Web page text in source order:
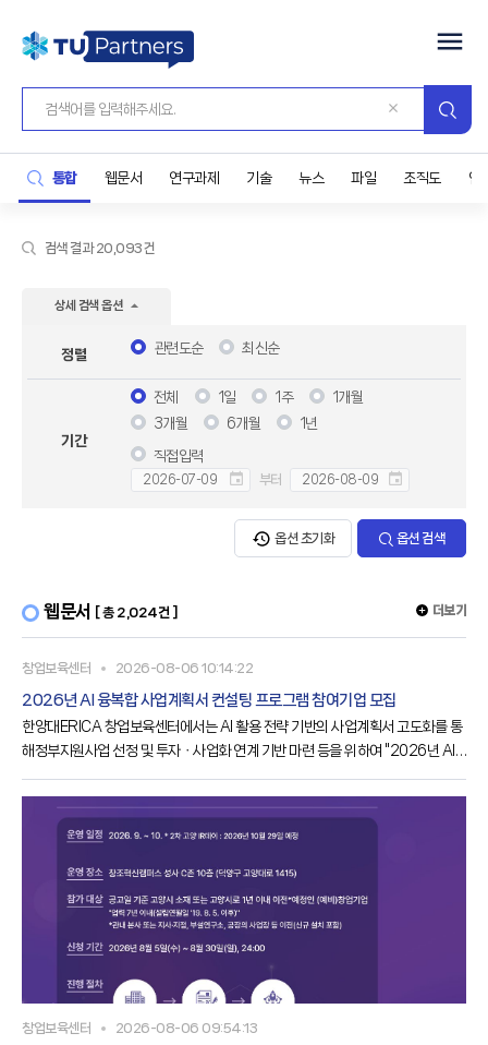
통합 웹문서 연구과제 기술 뉴스 파일 조직도 연
검색 결과 20,093건
상세 검색 옵션
정렬 관련도순 최신순
기간
전체 1일 1주
1개월
3개월
6개월 1년
직접입력
부터
옵션 초기화 옵션 검색
웹문서 [ 총 2,024건 ] 더보기
창업보육센터 2026-08-06 10:14:22
2026년 AI 융복합 사업계획서 컨설팅 프로그램 참여기업 모집
한양대ERICA 창업보육센터에서는 AI 활용 전략 기반의 사업계획서 고도화를 통
해정부지원사업 선정 및 투자ㆍ사업화 연계 기반 마련 등을 위하여 "2026년 AI
은 참여 바랍니다.가. 사 업 명○ 2026년 AI 융복합 사업계획서 컨설팅 프로그램
참여기업 모집나. 지원대상○ 2026.08.04.(화) ~ 2026.08.14.(금) 15:00까
지다. 지원대상○ 신청일 기준 사업장 주소지가 경기도 소재라. 선정기업 수○ 6
개 사마. 추진개요○ 창업 핵심기술과 AI
창업보육센터 2026-08-06 09:54:13